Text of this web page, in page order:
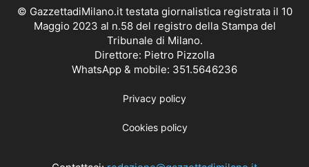
© GazzettadiMilano.it testata giornalistica registrata il 10
Maggio 2023 al n.58 del registro della Stampa del
Tribunale di Milano.
Direttore: Pietro Pizzolla
WhatsApp & mobile: 351.5646236
Privacy policy
Cookies policy